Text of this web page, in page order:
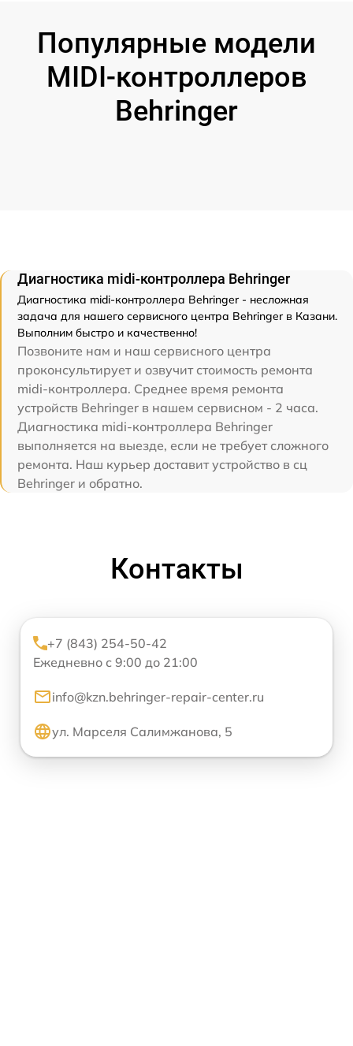
Популярные модели
MIDI-контроллеров
Behringer
Диагностика midi-контроллера Behringer
Диагностика midi-контроллера Behringer - несложная
задача для нашего сервисного центра Behringer в Казани.
Выполним быстро и качественно!
Позвоните нам и наш сервисного центра
проконсультирует и озвучит стоимость ремонта
midi-контроллера. Среднее время ремонта
устройств Behringer в нашем сервисном - 2 часа.
Диагностика midi-контроллера Behringer
выполняется на выезде, если не требует сложного
ремонта. Наш курьер доставит устройство в сц
Behringer и обратно.
Контакты
+7 (843) 254-50-42
Ежедневно с 9:00 до 21:00
info@kzn.behringer-repair-center.ru
ул. Марселя Салимжанова, 5